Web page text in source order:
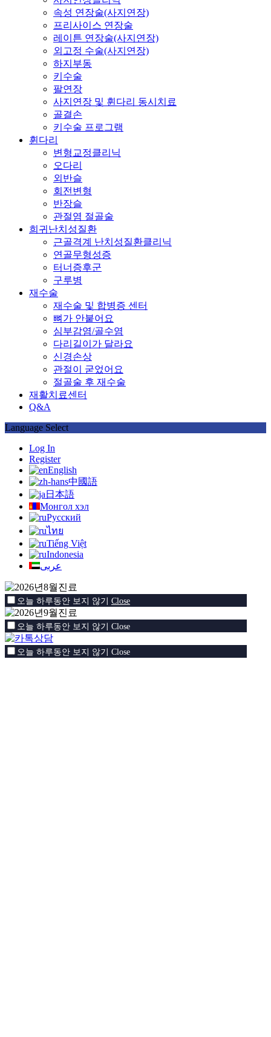
속성 연장술(사지연장)
프리사이스 연장술
레이튼 연장술(사지연장)
외고정 수술(사지연장)
하지부동
키수술
팔연장
사지연장 및 휜다리 동시치료
골결손
키수술 프로그램
휜다리
변형교정클리닉
오다리
외반슬
회전변형
반장슬
관절염 절골술
희귀난치성질환
근골격계 난치성질환클리닉
연골무형성증
터너증후군
구루병
재수술
재수술 및 합병증 센터
뼈가 안붙어요
심부감염/골수염
다리길이가 달라요
신경손상
관절이 굳었어요
절골술 후 재수술
재활치료센터
Q&A
Language Select
Log In
Register
English
中國語
日本語
Монгол хэл
Русский
ไทย
Tiếng Việt
Indonesia
عربى
오늘 하루동안 보지 않기 Close
오늘 하루동안 보지 않기 Close
오늘 하루동안 보지 않기 Close